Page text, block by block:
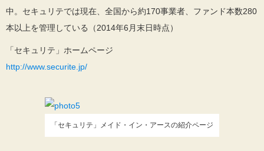
中。セキュリテでは現在、全国から約170事業者、ファンド本数280
本以上を管理している（2014年6月末日時点）
「セキュリテ」ホームページ
http://www.securite.jp/
「セキュリテ」メイド・イン・アースの紹介ページ